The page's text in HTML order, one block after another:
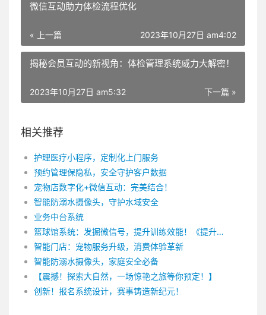
微信互动助力体检流程优化
« 上一篇 2023年10月27日 am4:02
揭秘会员互动的新视角：体检管理系统威力大解密！
下一篇 »
2023年10月27日 am5:32
相关推荐
护理医疗小程序，定制化上门服务
预约管理保隐私，安全守护客户数据
宠物店数字化+微信互动：完美结合！
智能防溺水摄像头，守护水域安全
业务中台系统
篮球馆系统：发掘微信号，提升训练效能！《提升篮球训练效率的公众号篮球馆系统》 篮球作为一项受欢迎的运动，吸引了无数热爱篮球的人们。然而，要想在篮球场上取得更好的表现，提高训练效率是至关重要的。为了帮助篮球爱好者们实现这一目标，公众号篮球馆系统应运而生。 公众号篮球馆系统是一个以提升篮球训练效率为目的的综合平台。它集合了许多功能，包括训练计划、技巧指导、比赛安排等，为篮球爱好者们提供了全面的支持和指导。 首先，公众号篮球馆系统通过制定个性化的训练计划来提高训练效率。每个人的篮球水平和需求都有所不同，因此一个通用的训练计划并不能满足所有人的要求。这个系统可以根据用户的身体状况、技术水平和训练目标，制定出适合他们的训练计划。通过个性化的训练，篮球爱好者们可以更加针对性地进行训练，提高训练效果。 其次，公众号篮球馆系统还提供了丰富的技巧指导。无论是基础的运球、传球技巧，还是高难度的投篮、上篮技巧，用户都可以在这个系统中找到详细的教学视频和指导文章。通过学习和模仿专业教练的技巧，篮球爱好者们可以更快地提升自己的技术水平，增加比赛的胜算。 最后，公众号篮球馆系统还为用户提供了比赛安排的功能。参与比赛是提高篮球水平的重要环节之一。这个系统可以帮助用户寻找适合自己的比赛，并提供报名渠道和赛事信息。通过参加比赛，篮球爱好者们能够不断锻炼自己的实战能力，增强比赛经验，进一步提升训练效率。 总之，公众号篮球馆系统通过个性化的训练计划、丰富的技巧指导和比赛安排的支持，帮助篮球爱好者们提升训练效率，实现更好的篮球表现。无论是初学者还是有一定篮球经验的人，都可以从这个系统中受益。相信随着公众号篮球馆系统的不断完善和发展，它将为更多篮球爱好者们提供更好的训练体验和成长机会。水滴智店 | 运动场馆数字化方案：
智能门店：宠物服务升级，消费体验革新
智能防溺水摄像头，家庭安全必备
【震撼！探索大自然，一场惊艳之旅等你预定！】
创新！报名系统设计，赛事铸造新纪元！